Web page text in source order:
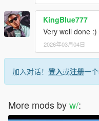
KingBlue777
Very well done :)
2026年03月04日
加入对话！ 登入或注册一
More mods byw/: